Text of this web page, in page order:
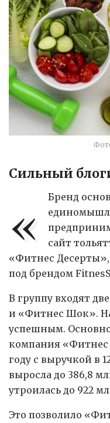
Сильный
«
Бренд
сайт
«Фитнес
под брендом
В группу входят
и «Фитнес Шок».
успешным.
компания «Фитнес
году с выручкой в
выросла до 386,8
утроилась до 922
Это позволило